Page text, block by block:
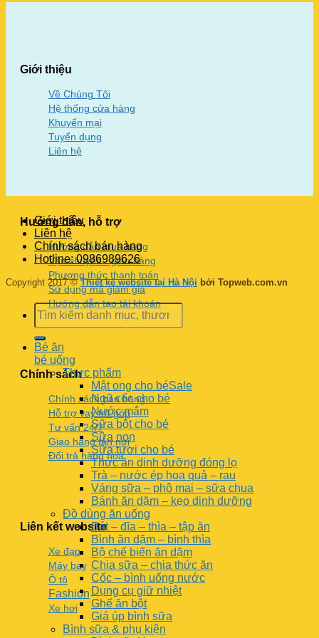
Giới thiệu
Về Chúng Tôi
Hệ thống cửa hàng
Khuyến mại
Tuyển dụng
Liên hệ
Hướng dẫn, hỗ trợ
Hướng dẫn mua hàng
Vận chuyển - giao hàng
Phương thức thanh toán
Sử dụng mã giảm giá
Hướng dẫn tạo tài khoản
Chính sách
Chính sách bán hàng
Hỗ trợ vay trả góp
Tư vấn 24/7
Giao hàng tận nơi
Đổi trả hàng hóa
Liên kết website
Xe đạp
Máy bay
Ô tô
Fashion
Xe hơi
Giới thiệu
Liên hệ
Chính sách bán hàng
Hotline: 0986989626
Copyright 2017 ©Thiết kế website tại Hà Nội bởi Topweb.com.vn
Bé ăn
bé uống
Thực phẩm
Mật ong cho bé
Ngũ cốc cho bé
Nước mắm
Sữa bột cho bé
Sữa non
Sữa tươi cho bé
Thức ăn dinh dưỡng đóng lọ
Trà – nước ép hoa quả – rau
Váng sữa – phô mai – sữa chua
Bánh ăn dặm – kẹo dinh dưỡng
Đồ dùng ăn uống
Bát – đĩa – thìa – tập ăn
Bình ăn dặm – bình thìa
Bộ chế biến ăn dặm
Chia sữa – chia thức ăn
Cốc – bình uống nước
Dụng cụ giữ nhiệt
Ghế ăn bột
Giá úp bình sữa
Bình sữa & phụ kiện